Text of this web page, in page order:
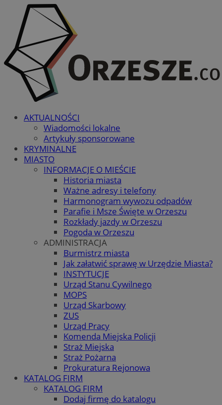
AKTUALNOŚCI
Wiadomości lokalne
Artykuły sponsorowane
KRYMINALNE
MIASTO
INFORMACJE O MIEŚCIE
Historia miasta
Ważne adresy i telefony
Harmonogram wywozu odpadów
Parafie i Msze Święte w Orzeszu
Rozkłady jazdy w Orzeszu
Pogoda w Orzeszu
ADMINISTRACJA
Burmistrz miasta
Jak załatwić sprawę w Urzędzie Miasta?
INSTYTUCJE
Urząd Stanu Cywilnego
MOPS
Urząd Skarbowy
ZUS
Urząd Pracy
Komenda Miejska Policji
Straż Miejska
Straż Pożarna
Prokuratura Rejonowa
KATALOG FIRM
KATALOG FIRM
Dodaj firmę do katalogu